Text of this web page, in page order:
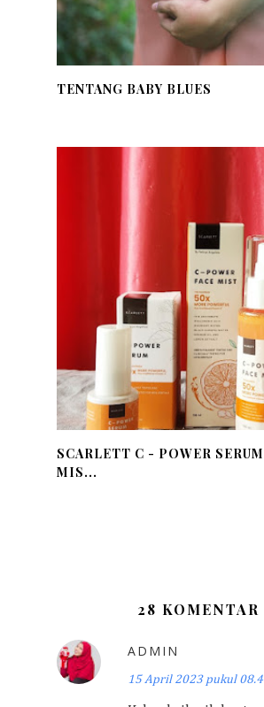
TENTANG BABY BLUES
SCARLETT C - POWER
MIS...
28 KOMENTAR
ADMIN
15 April 2023 pukul